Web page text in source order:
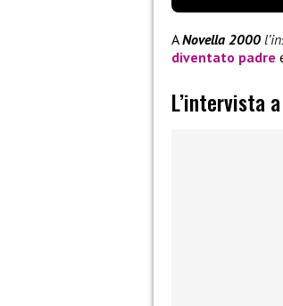
ANovella 2000
diventato padre
L’intervista